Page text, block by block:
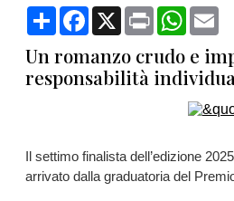
CondividiFacebook
X Print
Un romanzo crudo e
responsabilità
Il settimo finalista dell’edizione
arrivato dalla graduatoria del